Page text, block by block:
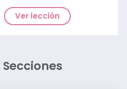
Ver lección